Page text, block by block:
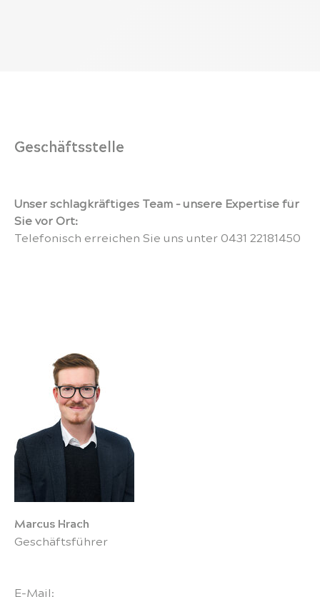
Geschäftsstelle
Unser schlagkräftiges Team – unsere Expertise für
Sie vor Ort:
Telefonisch erreichen Sie uns unter 0431 22181450
Marcus Hrach
Geschäftsführer
E-Mail: